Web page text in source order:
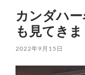
ー
を
切
り
替
え
カンダハー
も見てきま
2022年9月15日